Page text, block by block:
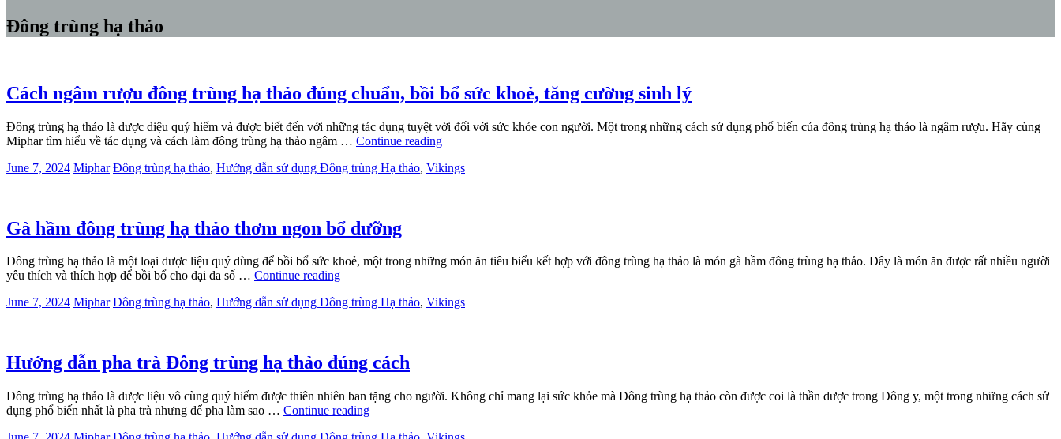
Đông trùng hạ thảo
Cách ngâm rượu đông trùng hạ thảo đúng chuẩn, bồi bổ sức khoẻ, tăng cường sinh lý
Đông trùng hạ thảo là dược diệu quý hiếm và được biết đến với những tác dụng tuyệt vời đối với sức khỏe con người. Một trong những cách sử dụng phổ biến của đông trùng hạ thảo là ngâm rượu. Hãy cùng
Miphar tìm hiểu về tác dụng và cách làm đông trùng hạ thảo ngâm … Continue reading
June 7, 2024 Miphar Đông trùng hạ thảo, Hướng dẫn sử dụng Đông trùng Hạ thảo, Vikings
Gà hầm đông trùng hạ thảo thơm ngon bổ dưỡng
Đông trùng hạ thảo là một loại dược liệu quý dùng để bồi bổ sức khoẻ, một trong những món ăn tiêu biểu kết hợp với đông trùng hạ thảo là món gà hầm đông trùng hạ thảo. Đây là món ăn được rất nhiều người
yêu thích và thích hợp để bồi bổ cho đại đa số … Continue reading
June 7, 2024 Miphar Đông trùng hạ thảo, Hướng dẫn sử dụng Đông trùng Hạ thảo, Vikings
Hướng dẫn pha trà Đông trùng hạ thảo đúng cách
Đông trùng hạ thảo là dược liệu vô cùng quý hiếm được thiên nhiên ban tặng cho người. Không chỉ mang lại sức khỏe mà Đông trùng hạ thảo còn được coi là thần dược trong Đông y, một trong những cách sử
dụng phổ biến nhất là pha trà nhưng để pha làm sao … Continue reading